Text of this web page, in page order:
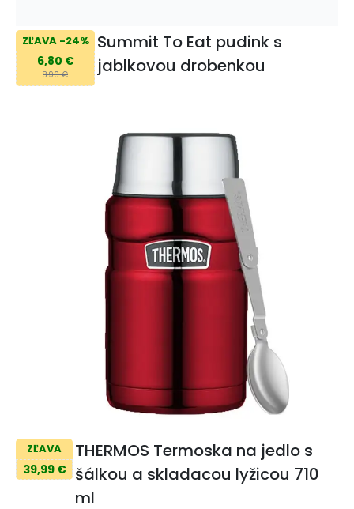
ZĽAVA -24%
6,80 €
8,90 €
Summit To Eat pudink s
jablkovou drobenkou
ZĽAVA
39,99 €
THERMOS Termoska na jedlo s
šálkou a skladacou lyžicou 710
ml